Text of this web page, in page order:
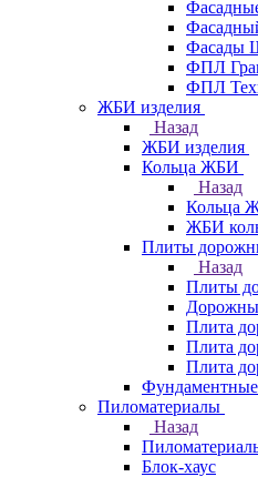
Фасады
ФПЛ
ФПЛ
ЖБИ изделия
Назад
ЖБИ изделия
Кольца ЖБИ
Назад
Кольца
ЖБИ
Плиты
Назад
Плиты
Плита
Плита
Плита
Пиломатериалы
Назад
Блок-хаус